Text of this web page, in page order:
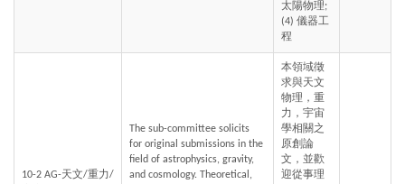
太陽物理;
(4) 儀器工
程
10-2 AG-天文/重力/
The sub-committee solicits
for original submissions in the
field of astrophysics, gravity,
and cosmology. Theoretical,
本領域徵
求與天文
物理，重
力，宇宙
學相關之
原創論
文，並歡
迎從事理